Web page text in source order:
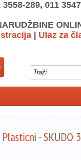
3558-289, 011
| Ulaz za
- SKUDO